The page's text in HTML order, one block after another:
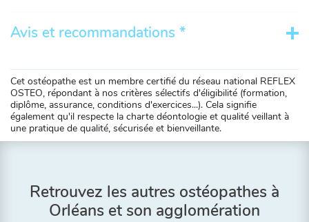
Avis et recommandations *
Cet ostéopathe est un membre certifié du réseau national REFLEX
OSTEO, répondant à nos critères sélectifs d'éligibilité (formation,
diplôme, assurance, conditions d'exercices...). Cela signifie
également qu'il respecte la charte déontologie et qualité veillant à
une pratique de qualité, sécurisée et bienveillante.
Retrouvez les autres ostéopathes à
Orléans et son agglomération